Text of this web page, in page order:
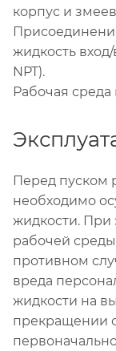
корпус и
жидкость
NPT).
Рабочая среда
Перед пуском
необходимо
жидкости. При
рабочей
противном
вреда
жидкости на
прекращении